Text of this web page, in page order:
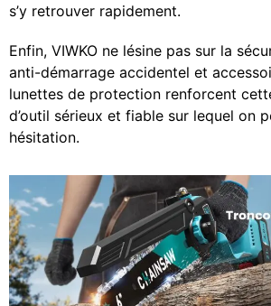
s’y retrouver rapidement.
Enfin, VIWKO ne lésine pas sur la
anti-démarrage accidentel et
lunettes de protection renforcent
d’outil sérieux et fiable sur lequel on
hésitation.